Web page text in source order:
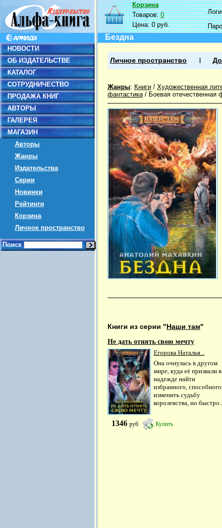
НОВОСТИ
ОБ ИЗДАТЕЛЬСТВЕ
КАТАЛОГ
СОТРУДНИЧЕСТВО
ПРОДАЖА КНИГ
АВТОРЫ
ГАЛЕРЕЯ
МАГАЗИН
Авторы
Жанры
Издательства
Серии
Новинки
Рейтинги
Корзина
Личное пространство
Поиск
Корзина
Товаров:0
Цена:0 руб.
Бездна
Личное пространство
Жанры: Книги / Художественная
фантастика/ Боевая отечественная
Книги из серии "Наши там"
Не дать отнять свою мечту
Егорова Наталья...
Она очнулась в другом
мире, куда её призвали в
надежде найти
избранного, способного
изменить судьбу
королевства, но
1346 руб Купить